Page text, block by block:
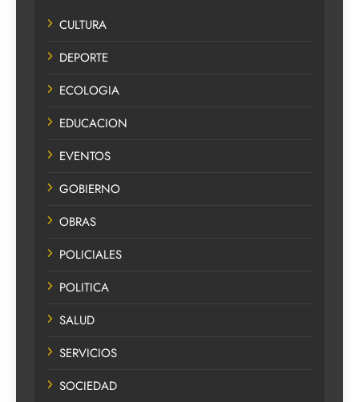
CULTURA
DEPORTE
ECOLOGIA
EDUCACION
EVENTOS
GOBIERNO
OBRAS
POLICIALES
POLITICA
SALUD
SERVICIOS
SOCIEDAD